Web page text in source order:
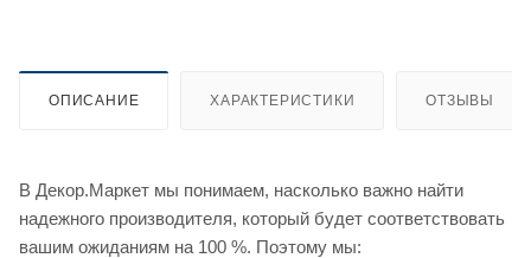
ОПИСАНИЕ ХАРАКТЕРИСТИКИ ОТЗЫВЫ
В Декор.Маркет мы понимаем, насколько важно найти
надежного производителя, который будет соответствовать
вашим ожиданиям на 100 %. Поэтому мы: